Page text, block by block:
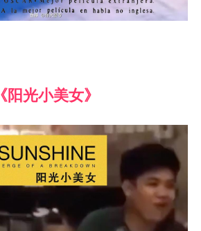
《阳光小美女》